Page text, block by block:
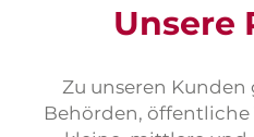
Unsere
Zu unseren
Behörden,